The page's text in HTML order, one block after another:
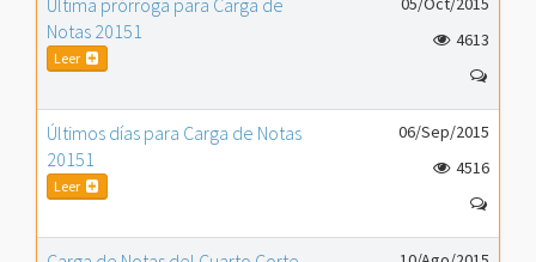
Última prórroga para Carga de
Notas 20151
Leer
4613
Últimos días para Carga de Notas
20151
Leer
06/Sep/2015
4516